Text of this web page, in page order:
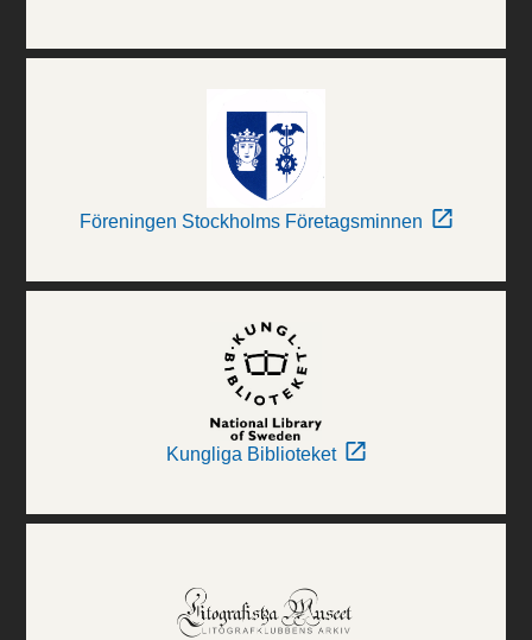
Föreningen Stockholms Företagsminnen
Kungliga Biblioteket